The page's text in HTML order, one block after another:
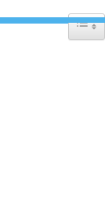
Toggle